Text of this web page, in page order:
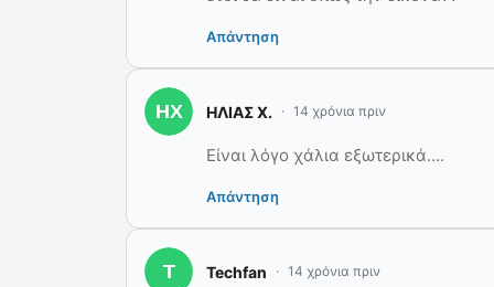
Απάντηση
ΗΛΙΑΣ Χ. 14 χρόνια πριν
Είναι λόγο χάλια εξωτερικά….
Απάντηση
Techfan 14 χρόνια πριν